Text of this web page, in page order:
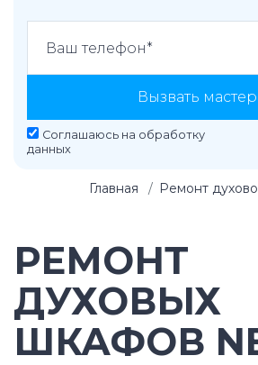
Вызвать
Соглашаюсь на обработку
данных
Главная Ремонт
РЕМОНТ
ДУХОВЫХ
ШКАФОВ